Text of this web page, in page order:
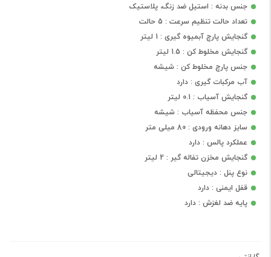
جنس بدنه : استیل ضد زنگ، پلاستیک
تعداد حالت تنظیم سرعت : 5 حالت
گنجایش پارچ آبمیوه گیری : 1 لیتر
گنجایش مخلوط کن : 1.5 لیتر
جنس پارچ مخلوط کن : شیشه
آب مرکبات گیری : دارد
گنجایش آسیاب : 0.1 لیتر
جنس محفظه آسیاب : شیشه
سایز دهانه ورودی : 80 میلی متر
عملکرد پالس : دارد
گنجایش مخزن تفاله گیر : 2 لیتر
نوع پنل : دیجیتالی
قفل ایمنی : دارد
پایه ضد لغزش : دارد